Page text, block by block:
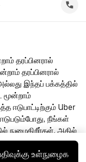
தரப்பினரால்
தரப்பினரால்
இந்தப் பக்கத்தில்
மூன்றாம்
ஈடுபாட்டிற்கும் Uber
நீங்கள்
நுழைகிறீர்கள், அதில்
மூன்றாம் தரப்பினரை
உள்நுழைக